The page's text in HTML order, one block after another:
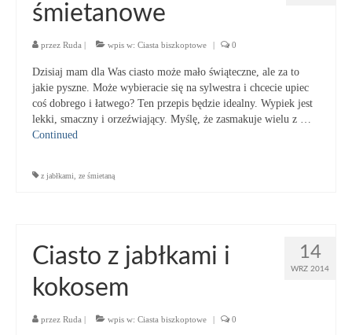
śmietanowe
przez Ruda | wpis w: Ciasta biszkoptowe | 0
Dzisiaj mam dla Was ciasto może mało świąteczne, ale za to
jakie pyszne. Może wybieracie się na sylwestra i chcecie upiec
coś dobrego i łatwego? Ten przepis będzie idealny. Wypiek jest
lekki, smaczny i orzeźwiający. Myślę, że zasmakuje wielu z …
Continued
z jabłkami ze śmietaną
14
WRZ 2014
Ciasto z jabłkami i
kokosem
przez Ruda | wpis w: Ciasta biszkoptowe | 0